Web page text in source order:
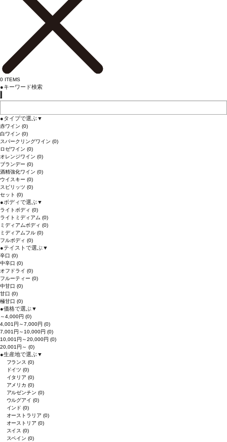
0 ITEMS
●キーワード検索
●タイプで選ぶ▼
赤ワイン (0)
白ワイン (0)
スパークリングワイン (0)
ロゼワイン (0)
オレンジワイン (0)
ブランデー (0)
酒精強化ワイン (0)
ウイスキー (0)
スピリッツ (0)
セット (0)
●ボディで選ぶ▼
ライトボディ (0)
ライトミディアム (0)
ミディアムボディ (0)
ミディアムフル (0)
フルボディ (0)
●テイストで選ぶ▼
辛口 (0)
中辛口 (0)
オフドライ (0)
フルーティー (0)
中甘口 (0)
甘口 (0)
極甘口 (0)
●価格で選ぶ▼
～4,000円 (0)
4,001円～7,000円 (0)
7,001円～10,000円 (0)
10,001円～20,000円 (0)
20,001円～ (0)
●生産地で選ぶ▼
フランス(0)
ドイツ(0)
イタリア(0)
アメリカ(0)
アルゼンチン(0)
ウルグアイ(0)
インド(0)
オーストラリア(0)
オーストリア(0)
スイス(0)
スペイン(0)